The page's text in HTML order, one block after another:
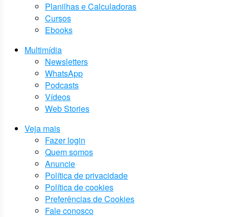
Planilhas e Calculadoras
Cursos
Ebooks
Multimídia
Newsletters
WhatsApp
Podcasts
Vídeos
Web Stories
Veja mais
Fazer login
Quem somos
Anuncie
Política de privacidade
Política de cookies
Preferências de Cookies
Fale conosco